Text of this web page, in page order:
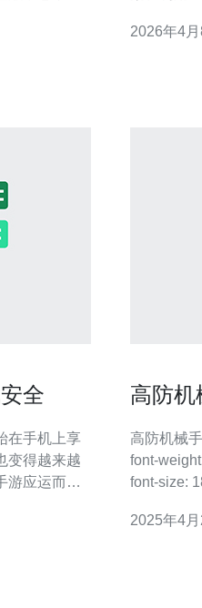
防IP呢？
2026年4月
全
在手机上享
变得越来越
游应运而
高防
高防机械手表：
font-weight: bold; text-align: center;
2025年4月